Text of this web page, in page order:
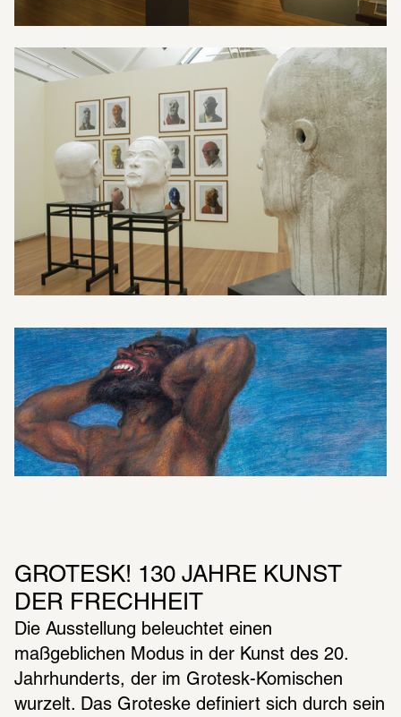
GROTESK! 130 JAHRE KUNST
DER FRECHHEIT
Die Ausstellung beleuchtet einen
maßgeblichen Modus in der Kunst des 20.
Jahrhunderts, der im Grotesk-Komischen
wurzelt. Das Groteske definiert sich durch sein